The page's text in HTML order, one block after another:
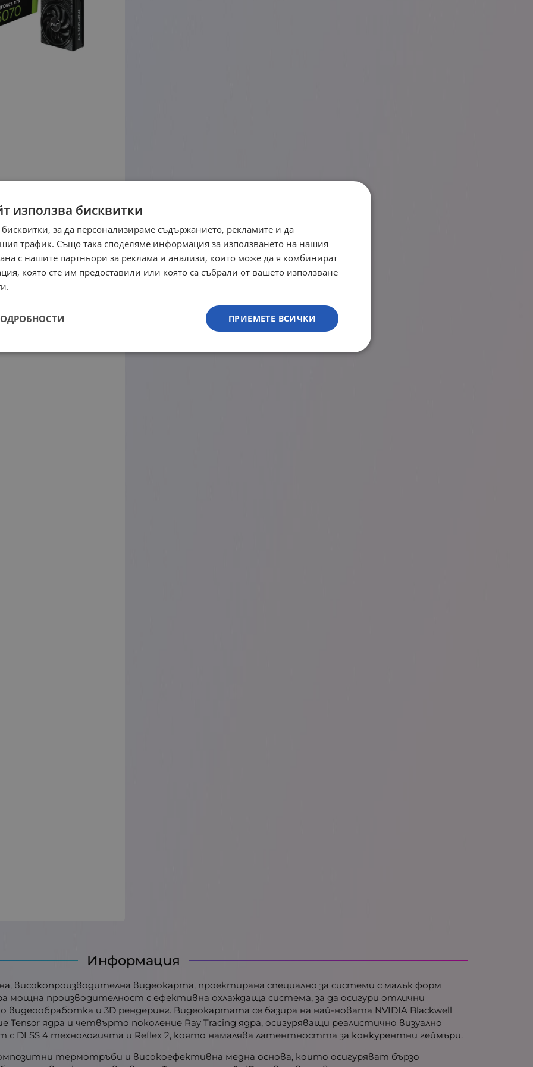
Информация
високопроизводителна видеокарта, проектирана специално за системи с малък форм
мощна производителност с ефективна охлаждаща система, за да осигури отлични
и 3D рендеринг. Видеокартата се базира на най-новата NVIDIA Blackwell
ядра и четвърто поколение Ray Tracing ядра, осигуряващи реалистично визуално
с DLSS 4 технологията и Reflex 2, която намалява латентността за конкурентни геймъри.
термотръби и високоефективна медна основа, които осигуряват бързо
използва бисквитки
за да персонализираме съдържанието, рекламите и да
трафик. Също така споделяме информация за използването на нашия
с нашите партньори за реклама и анализи, които може да я комбинират
която сте им предоставили или която са събрали от вашето използване
ПРИЕМЕТЕ ВСИЧКИ